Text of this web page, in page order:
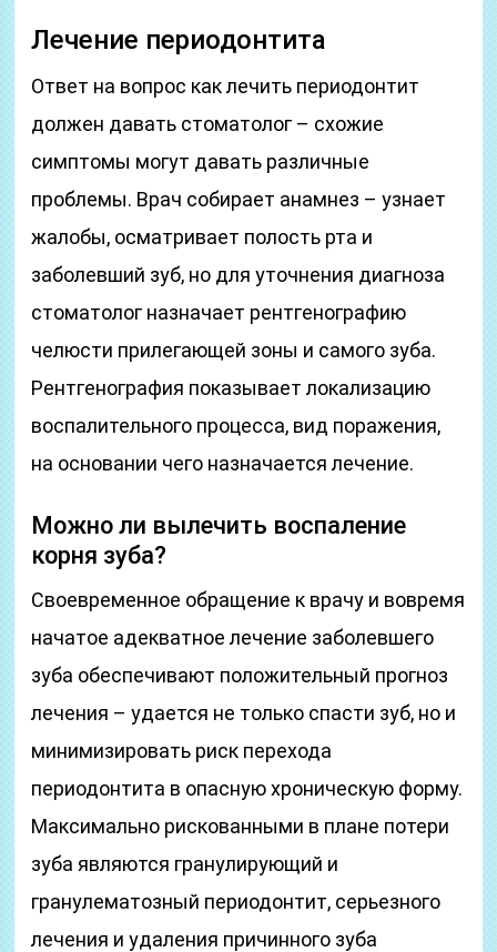
Лечение периодонтита
Ответ на вопрос как лечить периодонтит
должен давать стоматолог – схожие
симптомы могут давать различные
проблемы. Врач собирает анамнез – узнает
жалобы, осматривает полость рта и
заболевший зуб, но для уточнения диагноза
стоматолог назначает рентгенографию
челюсти прилегающей зоны и самого зуба.
Рентгенография показывает локализацию
воспалительного процесса, вид поражения,
на основании чего назначается лечение.
Можно ли вылечить воспаление
корня зуба?
Своевременное обращение к врачу и вовремя
начатое адекватное лечение заболевшего
зуба обеспечивают положительный прогноз
лечения – удается не только спасти зуб, но и
минимизировать риск перехода
периодонтита в опасную хроническую форму.
Максимально рискованными в плане потери
зуба являются гранулирующий и
гранулематозный периодонтит, серьезного
лечения и удаления причинного зуба